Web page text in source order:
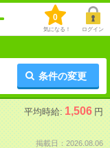
0
気になる！ ログイン
条件の変更
平均時給: 1,506 円
掲載日：2026.08.06